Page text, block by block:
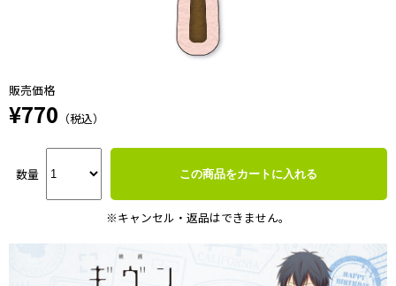
販売価格
¥770 （税込）
数量 この商品をカートに入れる
※キャンセル・返品はできません。